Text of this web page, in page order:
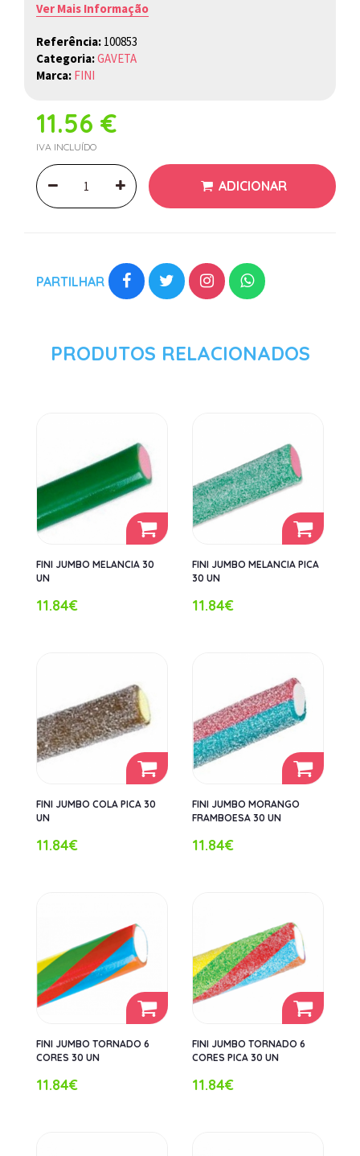
Ver Mais Informação
Referência: 100853
Categoria:GAVETA
Marca: FINI
11.56 €
IVA INCLUÍDO
ADICIONAR
PARTILHAR
PRODUTOS RELACIONADOS
FINI JUMBO MELANCIA 30
UN
11.84€
FINI JUMBO MELANCIA PICA
30 UN
11.84€
FINI JUMBO COLA PICA 30
UN
11.84€
FINI JUMBO MORANGO
FRAMBOESA 30 UN
11.84€
FINI JUMBO TORNADO 6
CORES 30 UN
11.84€
FINI JUMBO TORNADO 6
CORES PICA 30 UN
11.84€